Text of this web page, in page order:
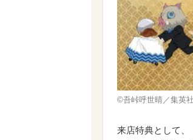
©吾峠呼世晴／集英
来店特典として、